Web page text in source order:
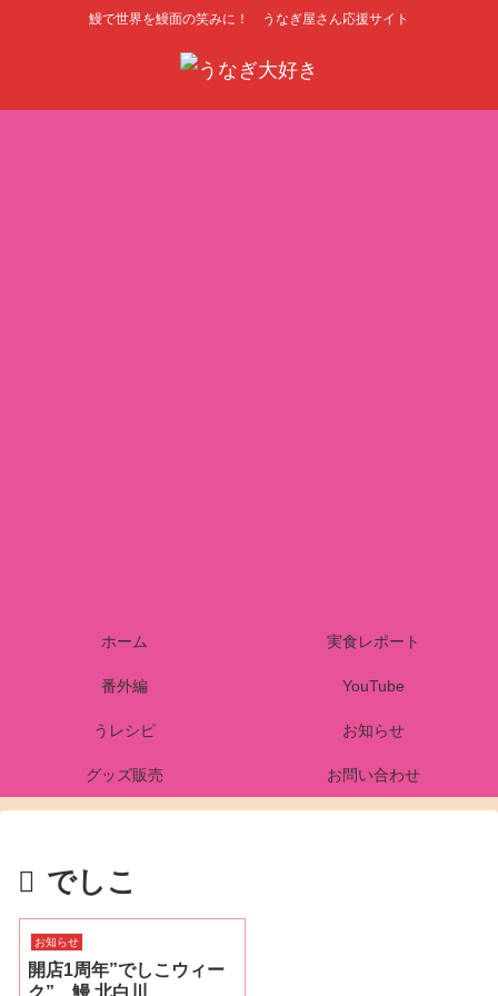
鰻で世界を鰻面の笑みに！ うなぎ屋さん応援サイト
ホーム 実食レポート
番外編 YouTube
うレシピ お知らせ
グッズ販売 お問い合わせ
でしこ
お知らせ
開店1周年”でしこウィー
ク” 鰻 北白川